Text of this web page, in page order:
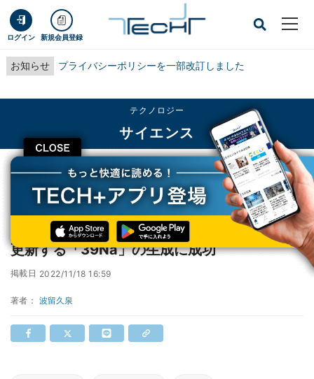
ログイン 新規会員登録
お知らせ プライバシーポリシーを一部改訂しました
CLOSE
テクノロジー
サイエンス
TECH+ テクノロジー
サイエンス
理研など、ナトリウム中性子過剰核の限界を更新する「39Na」の生成に成功
理研など、ナトリウム中性子過剰核の限界を
更新する「39Na」の生成に成功
掲載日 2022/11/18 16:59
著者： 波留久泉